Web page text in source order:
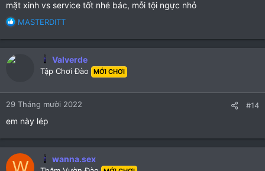
mặt xinh vs service tốt nhé bác, mỗi tội ngực nhỏ
R
a
n
s
MASTERDITT
Valverde
Tập Chơi Đào MỚI CHƠI
29 Tháng mười 2022 #14
em này lép
W wanna.sex